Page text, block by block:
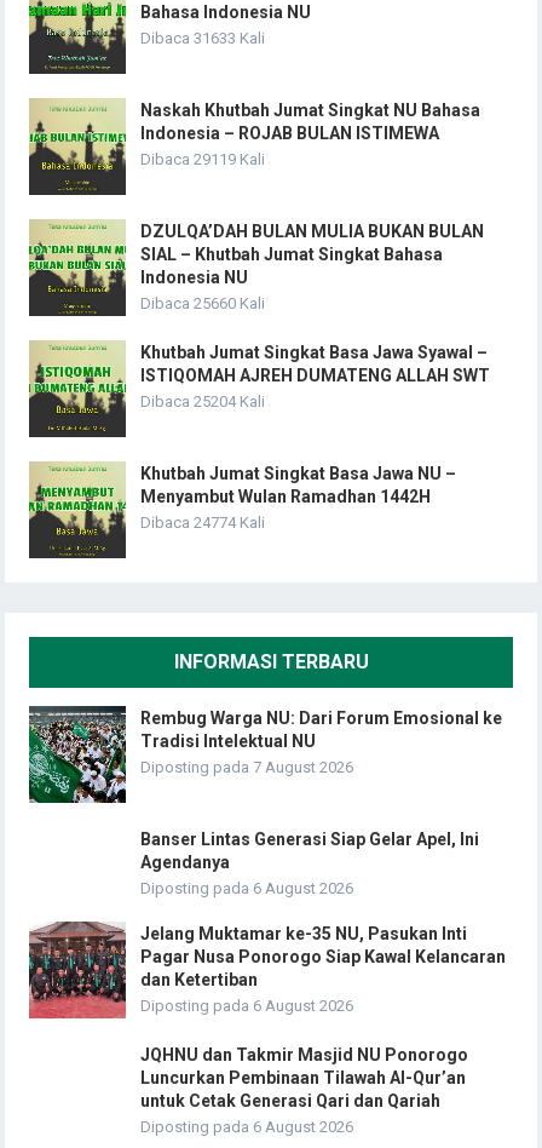
Bahasa Indonesia NU
Dibaca 31633 Kali
Naskah Khutbah Jumat Singkat NU Bahasa
Indonesia – ROJAB BULAN ISTIMEWA
Dibaca 29119 Kali
DZULQA’DAH BULAN MULIA BUKAN BULAN
SIAL – Khutbah Jumat Singkat Bahasa
Indonesia NU
Dibaca 25660 Kali
Khutbah Jumat Singkat Basa Jawa Syawal –
ISTIQOMAH AJREH DUMATENG ALLAH SWT
Dibaca 25204 Kali
Khutbah Jumat Singkat Basa Jawa NU –
Menyambut Wulan Ramadhan 1442H
Dibaca 24774 Kali
INFORMASI TERBARU
Rembug Warga NU: Dari Forum Emosional ke
Tradisi Intelektual NU
Diposting pada 7 August 2026
Banser Lintas Generasi Siap Gelar Apel, Ini
Agendanya
Diposting pada 6 August 2026
Jelang Muktamar ke-35 NU, Pasukan Inti
Pagar Nusa Ponorogo Siap Kawal Kelancaran
dan Ketertiban
Diposting pada 6 August 2026
JQHNU dan Takmir Masjid NU Ponorogo
Luncurkan Pembinaan Tilawah Al-Qur’an
untuk Cetak Generasi Qari dan Qariah
Diposting pada 6 August 2026